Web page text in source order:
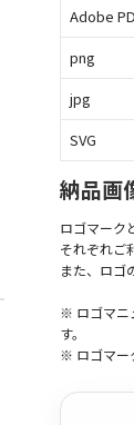
Adobe
png
jpg
SVG
納品画
ロゴマーク
それぞれご
また、ロゴ
※ ロゴマニ
す。
※ ロゴマー